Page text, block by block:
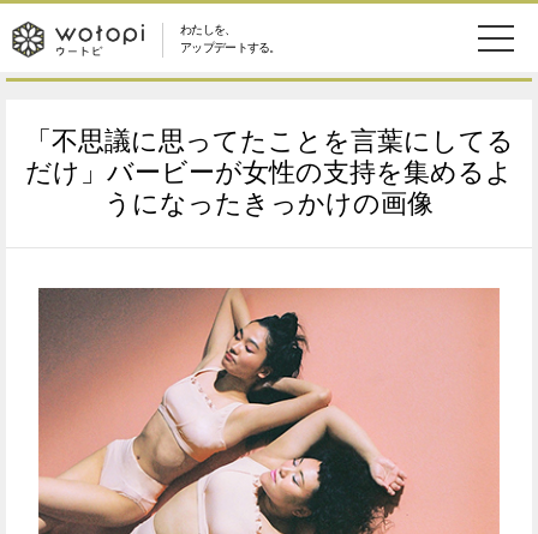
わたしを、
アップデートする。
wotopi
-
ウ
ー
ト
ピ
美容・コスメ 妊娠・出産
健康 ワークスタイル
ソーシャル
アイテム
ウートピとは？
「不思議に思ってたことを言葉にしてる
だけ」バービーが女性の支持を集めるよ
うになったきっかけの画像